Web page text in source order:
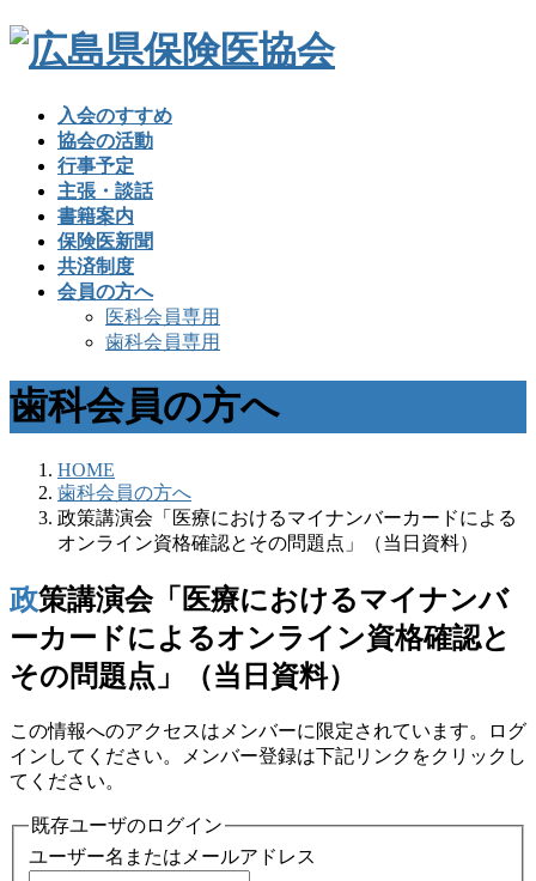
入会のすすめ
協会の活動
行事予定
主張・談話
書籍案内
保険医新聞
共済制度
会員の方へ
医科会員専用
歯科会員専用
歯科会員の方へ
HOME
歯科会員の方へ
政策講演会「医療におけるマイナンバーカードによる
オンライン資格確認とその問題点」（当日資料）
政策講演会「医療におけるマイナンバ
ーカードによるオンライン資格確認と
その問題点」（当日資料）
この情報へのアクセスはメンバーに限定されています。ログ
インしてください。メンバー登録は下記リンクをクリックし
てください。
既存ユーザのログイン
ユーザー名またはメールアドレス